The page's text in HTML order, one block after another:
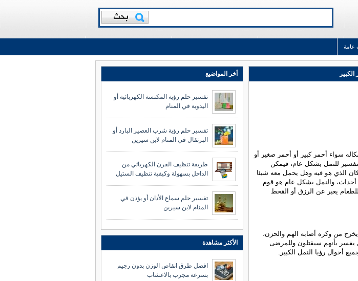
عامة
سواء أحمر كبير أو أحمر صغير أو
للنمل بشكل عام، فيمكن
الذي هو فيه وهل يحمل معه شيئا
أحداث، والنمل بشكل عام هو قوم
يعبر عن الرزق أو القحط
من وكره أصابه الهم والحزن،
يفسر بأنهم سيقتلون وللمرضى
أحوال رؤيا النمل الكبير.
أخر المواضيع
تفسير حلم رؤية المكنسة الكهربائية أو
اليدوية في المنام
تفسير حلم رؤية شرب العصير البارد أو
البرتقال في المنام لابن سيرين
طريقة تنظيف الفرن الكهربائي من
الداخل بسهولة وكيفية تنظيف الستيل
تفسير حلم سماع الأذان أو يؤذن في
المنام لابن سيرين
الأكثر مشاهدة
افضل طرق انقاص الوزن بدون رجيم
بسرعة مجرب بالاعشاب